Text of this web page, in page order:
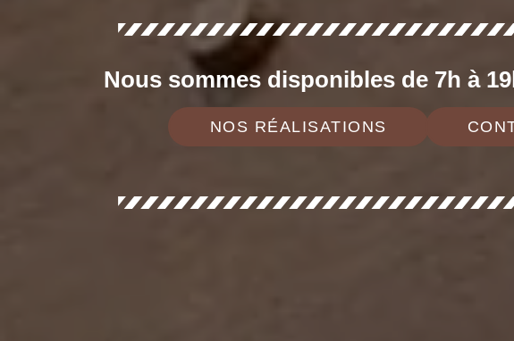
Nous sommes disponibles de 7h à
NOS RÉALISATIONS